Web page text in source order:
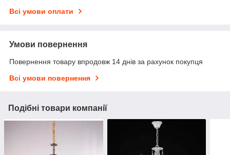
Всі умови оплати
Умови повернення
Повернення товару впродовж 14 днів за рахунок покупця
Всі умови повернення
Подібні товари компанії